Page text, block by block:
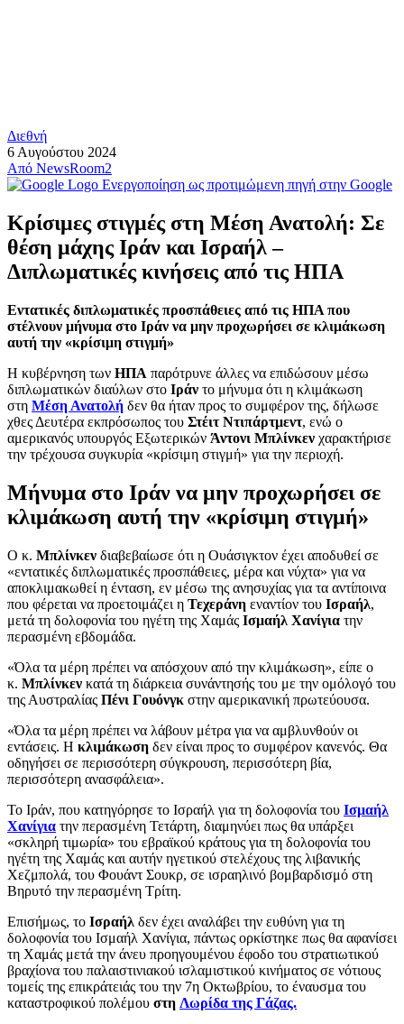
Διεθνή
6 Αυγούστου 2024
Από NewsRoom2
Ενεργοποίηση ως προτιμώμενη πηγή στην Google
Κρίσιμες στιγμές στη Μέση Ανατολή: Σε
θέση μάχης Ιράν και Ισραήλ –
Διπλωματικές κινήσεις από τις ΗΠΑ
Εντατικές διπλωματικές προσπάθειες από τις ΗΠΑ που
στέλνουν μήνυμα στο Ιράν να μην προχωρήσει σε κλιμάκωση
αυτή την «κρίσιμη στιγμή»
Η κυβέρνηση των ΗΠΑ παρότρυνε άλλες να επιδώσουν μέσω
διπλωματικών διαύλων στο Ιράν το μήνυμα ότι η κλιμάκωση
στη Μέση Ανατολή δεν θα ήταν προς το συμφέρον της, δήλωσε
χθες Δευτέρα εκπρόσωπος του Στέιτ Ντιπάρτμεντ, ενώ ο
αμερικανός υπουργός Εξωτερικών Άντονι Μπλίνκεν χαρακτήρισε
την τρέχουσα συγκυρία «κρίσιμη στιγμή» για την περιοχή.
Μήνυμα στο Ιράν να μην προχωρήσει σε
κλιμάκωση αυτή την «κρίσιμη στιγμή»
Ο κ. Μπλίνκεν διαβεβαίωσε ότι η Ουάσιγκτον έχει αποδυθεί σε
«εντατικές διπλωματικές προσπάθειες, μέρα και νύχτα» για να
αποκλιμακωθεί η ένταση, εν μέσω της ανησυχίας για τα αντίποινα
που φέρεται να προετοιμάζει η Τεχεράνη εναντίον του Ισραήλ,
μετά τη δολοφονία του ηγέτη της Χαμάς Ισμαήλ Χανίγια την
περασμένη εβδομάδα.
«Όλα τα μέρη πρέπει να απόσχουν από την κλιμάκωση», είπε ο
κ. Μπλίνκεν κατά τη διάρκεια συνάντησής του με την ομόλογό του
της Αυστραλίας Πένι Γουόνγκ στην αμερικανική πρωτεύουσα.
«Όλα τα μέρη πρέπει να λάβουν μέτρα για να αμβλυνθούν οι
εντάσεις. Η κλιμάκωση δεν είναι προς το συμφέρον κανενός. Θα
οδηγήσει σε περισσότερη σύγκρουση, περισσότερη βία,
περισσότερη ανασφάλεια».
Το Ιράν, που κατηγόρησε το Ισραήλ για τη δολοφονία του Ισμαήλ
Χανίγια την περασμένη Τετάρτη, διαμηνύει πως θα υπάρξει
«σκληρή τιμωρία» του εβραϊκού κράτους για τη δολοφονία του
ηγέτη της Χαμάς και αυτήν ηγετικού στελέχους της λιβανικής
Χεζμπολά, του Φουάντ Σουκρ, σε ισραηλινό βομβαρδισμό στη
Βηρυτό την περασμένη Τρίτη.
Επισήμως, το Ισραήλ δεν έχει αναλάβει την ευθύνη για τη
δολοφονία του Ισμαήλ Χανίγια, πάντως ορκίστηκε πως θα αφανίσει
τη Χαμάς μετά την άνευ προηγουμένου έφοδο του στρατιωτικού
βραχίονα του παλαιστινιακού ισλαμιστικού κινήματος σε νότιους
τομείς της επικράτειάς του την 7η Οκτωβρίου, το έναυσμα του
καταστροφικού πολέμου στη Λωρίδα της Γάζας.